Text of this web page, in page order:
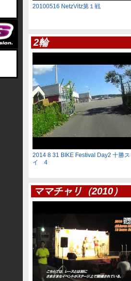
20100516 NetzVitz第１戦
2輪
2014 8 31 BIKE Festival Day2 十勝
イ 4
ママチャリ（2010）